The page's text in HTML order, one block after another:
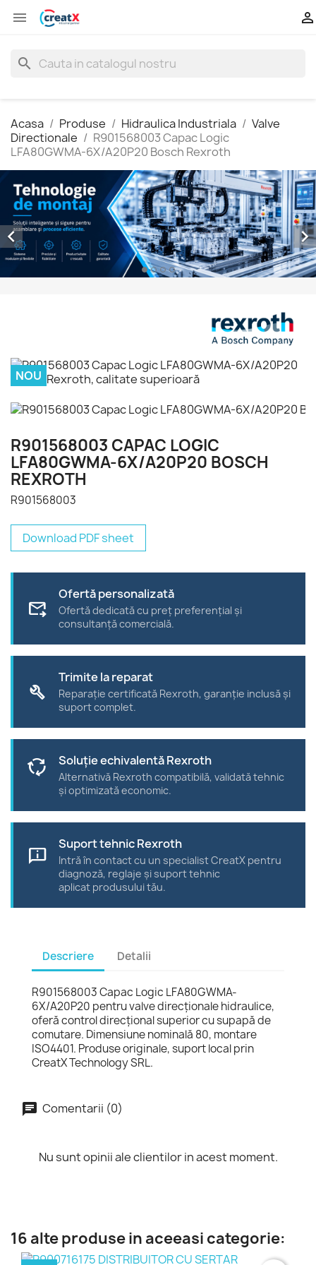
 
search
Acasa Produse Hidraulica Industriala
Valve
Directionale
R901568003 Capac Logic
LFA80GWMA-6X/A20P20 Bosch Rexroth
 
NOU
R901568003 CAPAC LOGIC
LFA80GWMA-6X/A20P20 BOSCH
REXROTH
R901568003
Download PDF sheet
forward_to_inbox
Ofertă personalizată
Ofertă dedicată cu preț preferențial și
consultanță comercială.
build
Trimite la reparat
Reparație certificată Rexroth, garanție inclusă și
suport complet.
cycle Soluție echivalentă Rexroth
Alternativă Rexroth compatibilă, validată tehnic
și optimizată economic.
chat_info
Suport tehnic Rexroth
Intră în contact cu un specialist CreatX pentru
diagnoză, reglaje și suport tehnic
aplicat produsului tău.
Descriere Detalii
R901568003 Capac Logic LFA80GWMA-
6X/A20P20 pentru valve direcționale hidraulice,
oferă control direcțional superior cu supapă de
comutare. Dimensiune nominală 80, montare
ISO4401. Produse originale, suport local prin
CreatX Technology SRL.
Comentarii (0)
Nu sunt opinii ale clientilor in acest moment.
16 alte produse in aceeasi categorie: